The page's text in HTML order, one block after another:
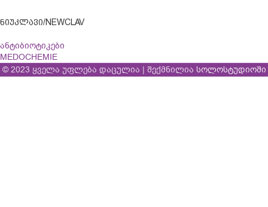
ᲜᲘᲣᲙᲚᲐᲕᲘ/NEWCLAV
ანტიბიოტიკები
MEDOCHEMIE
© 2023 ყველა უფლება დაცულია | შექმნილია სოლოსტუდიოში